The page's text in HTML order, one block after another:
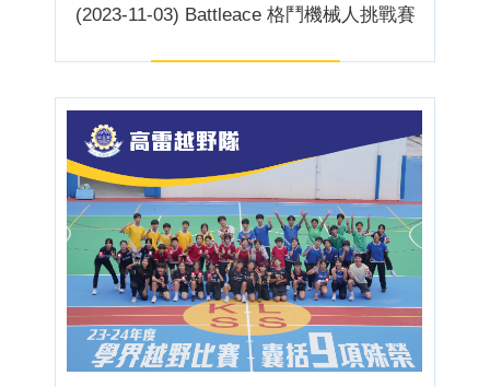
(2023-11-03) Battleace 格鬥機械人挑戰賽